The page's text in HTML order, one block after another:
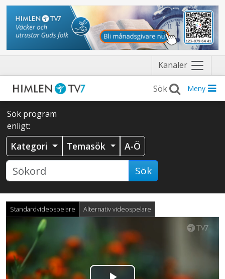
Kanaler Näytä
valikko
Meny
Sök program
enligt:
Kategori Temasök A-Ö
Sök
Standardvideospelare Alternativ videospelare